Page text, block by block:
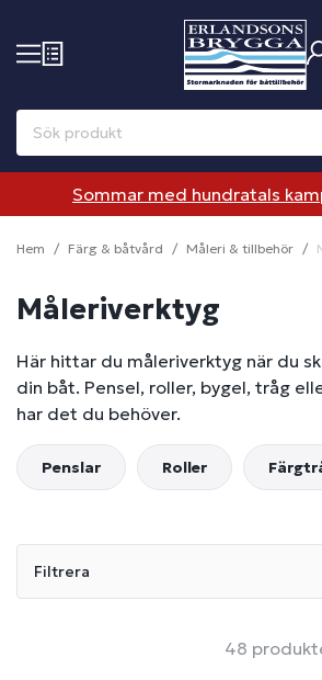
Sommar med hundratals
Hem Färg & båtvård Måleri & tillbehör
Måleriverktyg
Här hittar du måleriverktyg när du
din båt. Pensel, roller, bygel, tråg
har det du behöver.
Penslar Roller
Filtrera
48